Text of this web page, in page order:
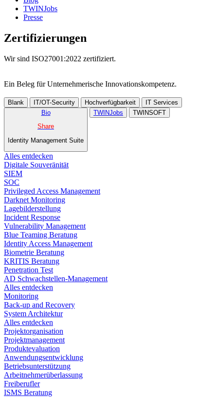
TWINJobs
Presse
Zertifizierungen
Wir sind ISO27001:2022 zertifiziert.
Ein Beleg für Unternehmer­ische Innovations­kompetenz.
Blank IT/OT-Security Hochverfügbarkeit
IT Services
Bio
Share
Identity Management Suite
TWINJobs TWINSOFT
Alles entdecken
Digitale Souveränität
SIEM​
SOC
Privileged Access Management
Darknet Monitoring
Lagebilderstellung
Incident Response​
Vulnerability Management
Blue Teaming Beratung​
Identity Access Management
Biometrie Beratung​
KRITIS Beratung​
Penetration Test
AD Schwachstellen-Management
Alles entdecken
Monitoring
Back-up and Recovery
System Architektur
Alles entdecken
Projektorganisation
Projektmanagement
Produktevaluation
Anwendungsentwicklung
Betriebsunterstützung
Arbeitnehmerüberlassung
Freiberufler
ISMS Beratung